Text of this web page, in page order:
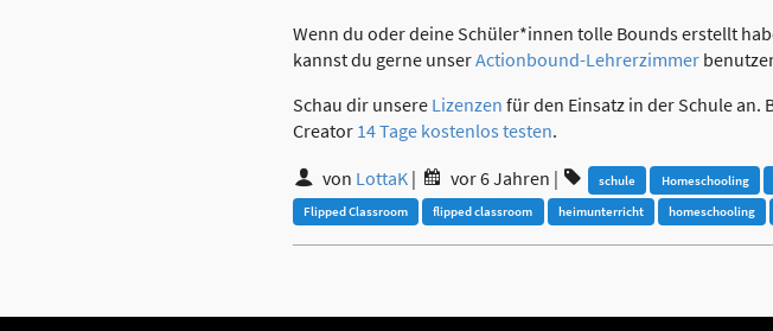
Wenn du oder deine Schüler*innen tolle Bounds erstellt
kannst du gerne unserActionbound-Lehrerzimmer
Schau dir unsere Lizenzen für den Einsatz in der Schule an.
Creator 14 Tage kostenlos testen.
von LottaK | vor 6 Jahren | schule Homeschooling
Flipped Classroom
flipped classroom heimunterricht homeschooling